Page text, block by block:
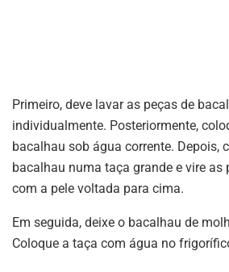
Primeiro, deve lavar as peças de
individualmente. Posteriormente,
bacalhau sob água corrente. Depois,
bacalhau numa taça grande e vire as
com a pele voltada para cima.
Em seguida, deixe o bacalhau de
Coloque a taça com água no